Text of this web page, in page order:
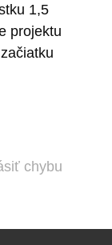
1,5
projektu
chybu